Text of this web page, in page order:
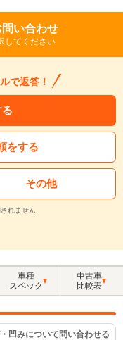
い合わせ
してください
で返答！
をする
その他
れません
車種
スペック
中古車
比較表
凹みについて問い合わせる